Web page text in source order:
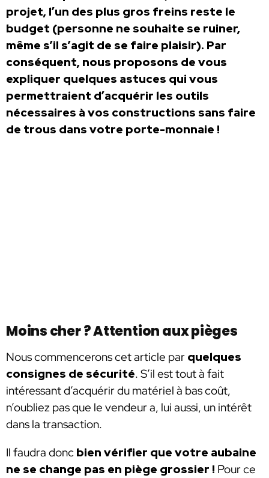
projet, l’un des plus gros freins reste le
budget (personne ne souhaite se ruiner,
même s’il s’agit de se faire plaisir). Par
conséquent, nous proposons de vous
expliquer quelques astuces qui vous
permettraient d’acquérir les outils
nécessaires à vos constructions sans faire
de trous dans votre porte-monnaie !
Moins cher ? Attention aux pièges
Nous commencerons cet article par quelques
consignes de sécurité. S’il est tout à fait
intéressant d’acquérir du matériel à bas coût,
n’oubliez pas que le vendeur a, lui aussi, un intérêt
dans la transaction.
Il faudra donc bien vérifier que votre aubaine
ne se change pas en piège grossier ! Pour ce